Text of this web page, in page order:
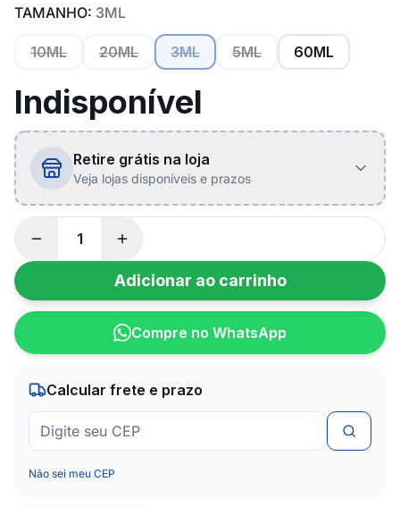
TAMANHO: 3ML
10ML 20ML 3ML 5ML 60ML
Indisponível
Retire grátis na loja
Veja lojas disponíveis e prazos
Adicionar ao carrinho
Compre no WhatsApp
Calcular frete e prazo
Não sei meu CEP